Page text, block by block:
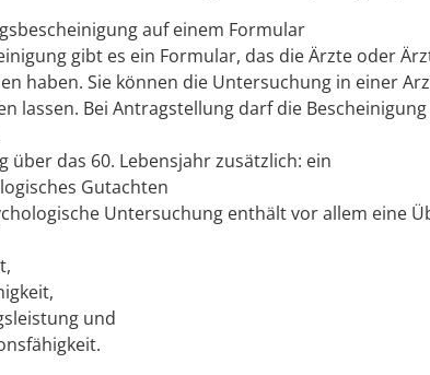
auf einem Formular
gibt es ein Formular, das die Ärzte oder
haben. Sie können die Untersuchung in einer
lassen. Bei Antragstellung darf die
über das 60. Lebensjahr zusätzlich: ein
Gutachten
Untersuchung enthält vor allem eine
und